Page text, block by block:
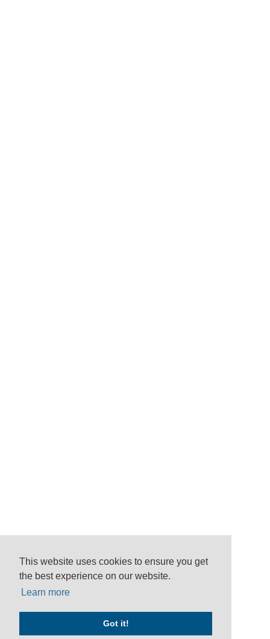
This website uses cookies to ensure you get
the best experience on our website.
Learn more
Got it!